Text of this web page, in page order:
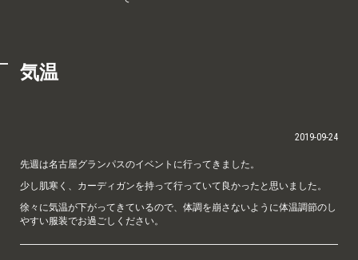
気温
2019-09-24
先週は名古屋グランパスのイベントに行ってきました。
少し肌寒く、カーディガンを持って行っていて良かったと思いました。
徐々に気温が下がってきているので、体調を崩さないように体温調節のし
やすい服装でお過ごしください。